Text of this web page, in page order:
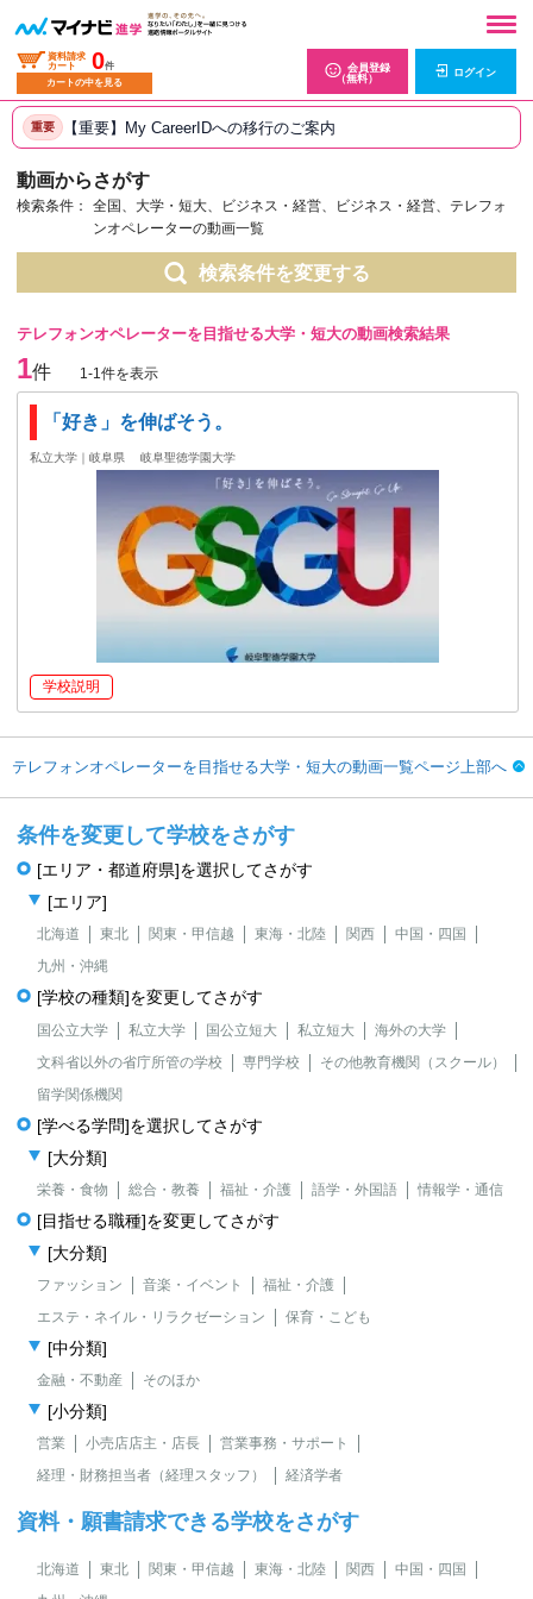
資料請求
カート
0件
カートの中を見る
会員登録
（無料）
ログイン
重要 【重要】My CareerIDへの移行のご案内
動画からさがす
検索条件：
全国、大学・短大、ビジネス・経営、ビジネス・経営、テレフォ
ンオペレーターの動画一覧
検索条件を変更する
テレフォンオペレーターを目指せる大学・短大の動画検索結果
1件 1-1件を表示
「好き」を伸ばそう。
私立大学｜岐阜県 岐阜聖徳学園大学
学校説明
テレフォンオペレーターを目指せる大学・短大の動画一覧ページ上部へ
条件を変更して学校をさがす
[エリア・都道府県]を選択してさがす
[エリア]
北海道 東北 関東・甲信越 東海・北陸 関西
中国・四国
九州・沖縄
[学校の種類]を変更してさがす
国公立大学 私立大学 国公立短大 私立短大
海外の大学
文科省以外の省庁所管の学校
専門学校
その他教育機関（スクール）
留学関係機関
[学べる学問]を選択してさがす
[大分類]
栄養・食物 総合・教養 福祉・介護 語学・外国語 情報学・通信
[目指せる職種]を変更してさがす
[大分類]
ファッション 音楽・イベント
福祉・介護
エステ・ネイル・リラクゼーション
保育・こども
[中分類]
金融・不動産 そのほか
[小分類]
営業 小売店店主・店長
営業事務・サポート
経理・財務担当者（経理スタッフ）
経済学者
資料・願書請求できる学校をさがす
北海道 東北 関東・甲信越 東海・北陸 関西
中国・四国